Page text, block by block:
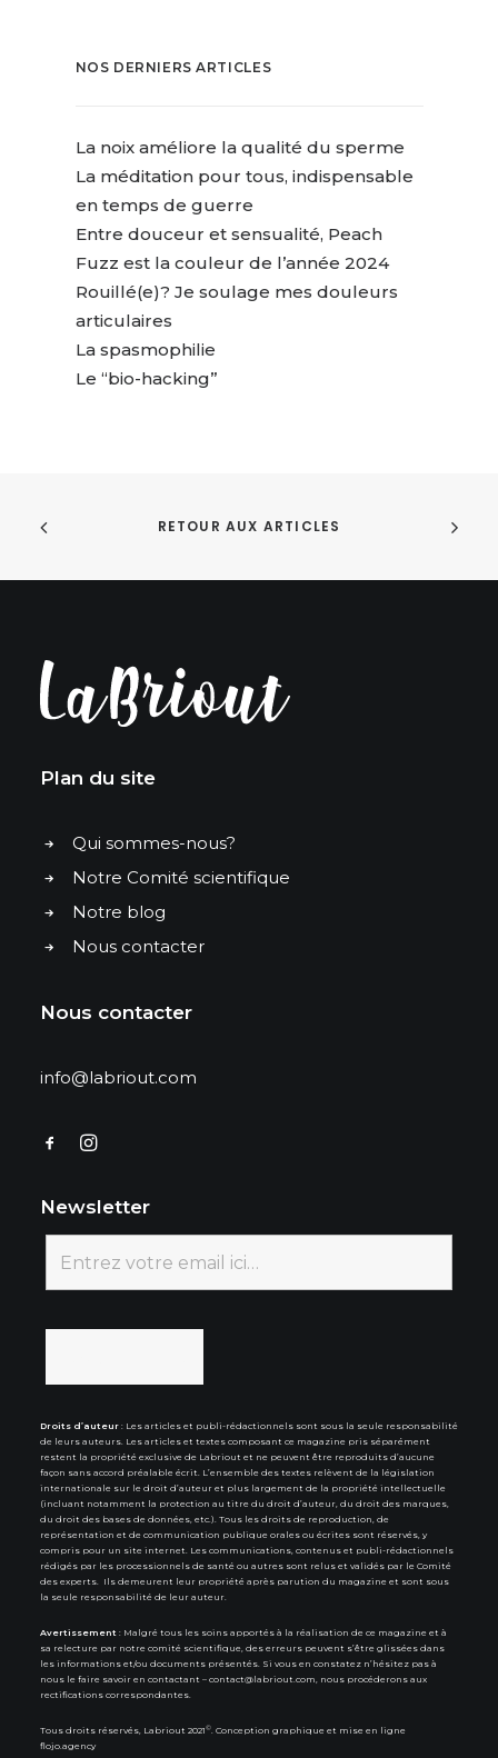
NOS DERNIERS ARTICLES
La noix améliore la qualité du sperme
La méditation pour tous, indispensable
en temps de guerre
Entre douceur et sensualité, Peach
Fuzz est la couleur de l’année 2024
Rouillé(e)? Je soulage mes douleurs
articulaires
La spasmophilie
Le “bio-hacking”
RETOUR AUX ARTICLES
Plan du site
Qui sommes-nous?
Notre Comité scientifique
Notre blog
Nous contacter
Nous contacter
info@labriout.com
Newsletter
Droits d’auteur : Les articles et publi-rédactionnels sont sous la seule responsabilité
de leurs auteurs. Les articles et textes composant ce magazine pris séparément
restent la propriété exclusive de Labriout et ne peuvent être reproduits d’aucune
façon sans accord préalable écrit. L’ensemble des textes relèvent de la législation
internationale sur le droit d’auteur et plus largement de la propriété intellectuelle
(incluant notamment la protection au titre du droit d’auteur, du droit des marques,
du droit des bases de données, etc.). Tous les droits de reproduction, de
représentation et de communication publique orales ou écrites sont réservés, y
compris pour un site internet. Les communications, contenus et publi-rédactionnels
rédigés par les processionnels de santé ou autres sont relus et validés par le Comité
des experts. Ils demeurent leur propriété après parution du magazine et sont sous
la seule responsabilité de leur auteur.
Avertissement : Malgré tous les soins apportés à la réalisation de ce magazine et à
sa relecture par notre comité scientifique, des erreurs peuvent s’être glissées dans
les informations et/ou documents présentés. Si vous en constatez n’hésitez pas à
nous le faire savoir en contactant – contact@labriout.com, nous procéderons aux
rectifications correspondantes.
Tous droits réservés, Labriout 2021©. Conception graphique et mise en ligne
flojo.agency